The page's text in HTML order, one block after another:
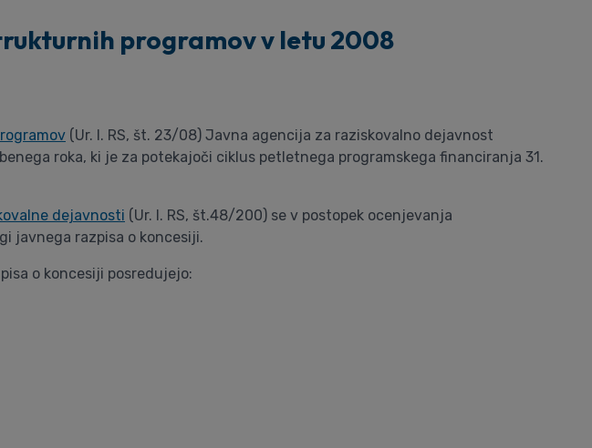
programov v letu 2008
(Ur. l. RS, št. 23/08) Javna agencija za raziskovalno dejavnost
roka, ki je za potekajoči ciklus petletnega programskega financiranja 31.
dejavnosti (Ur. l. RS, št.48/200) se v postopek ocenjevanja
javnega razpisa o koncesiji.
o koncesiji posredujejo: